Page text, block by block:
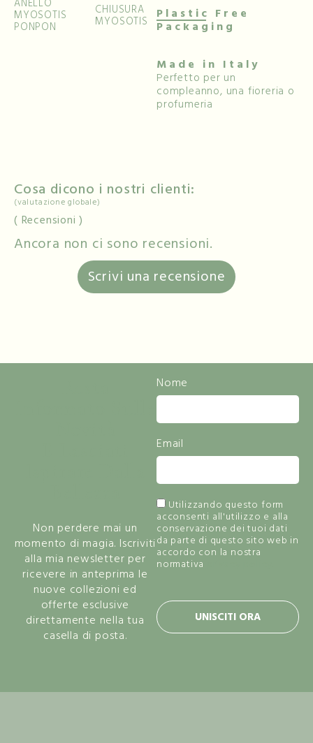
ANELLO
MYOSOTIS
PONPON
CHIUSURA
MYOSOTIS
Plastic Free
Packaging
Made in Italy
Perfetto per un
compleanno, una fioreria o
profumeria
Cosa dicono i nostri clienti:
(valutazione globale)
Recensioni
Ancora non ci sono recensioni.
Scrivi una recensione
Non perdere mai un
momento di magia. Iscriviti
alla mia newsletter per
ricevere in anteprima le
nuove collezioni ed
offerte esclusive
direttamente nella tua
casella di posta.
Nome
Email
Utilizzando questo form
acconsenti all'utilizzo e alla
conservazione dei tuoi dati
da parte di questo sito web in
accordo con la nostra
normativa
UNISCITI ORA